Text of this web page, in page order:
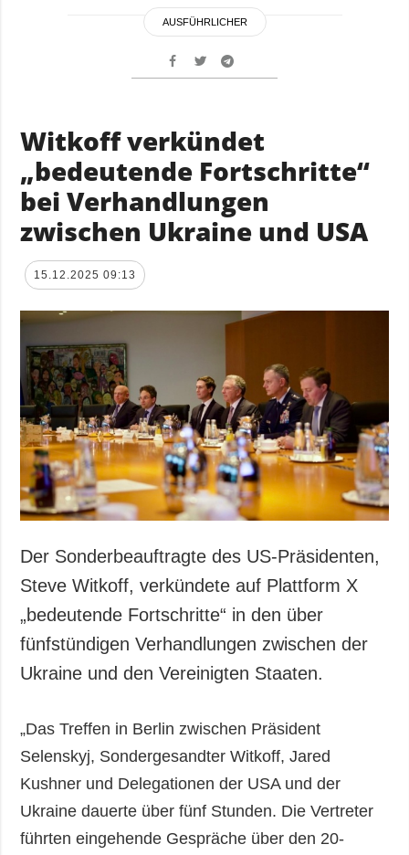
AUSFÜHRLICHER
Witkoff verkündet
„bedeutende Fortschritte“
bei Verhandlungen
zwischen Ukraine und USA
15.12.2025 09:13
Der Sonderbeauftragte des US-Präsidenten,
Steve Witkoff, verkündete auf Plattform X
„bedeutende Fortschritte“ in den über
fünfstündigen Verhandlungen zwischen der
Ukraine und den Vereinigten Staaten.
„Das Treffen in Berlin zwischen Präsident
Selenskyj, Sondergesandter Witkoff, Jared
Kushner und Delegationen der USA und der
Ukraine dauerte über fünf Stunden. Die Vertreter
führten eingehende Gespräche über den 20-